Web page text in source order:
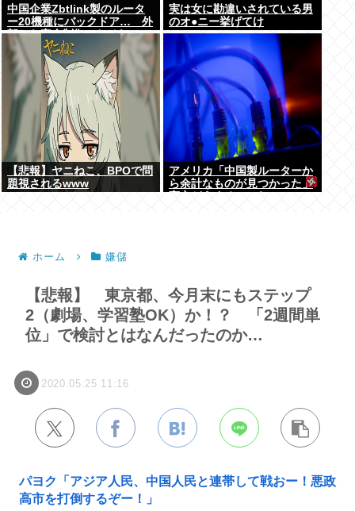
中国企業Zbtlink製のルータ
ー20機種にバックドア… 外
部から完全制御のおそれ
実は女に勘違いされている男
のオ●ニー挙げてけ
【悲報】ヤニねこ、BPOで問
題視されるwww
アメリカ「中国製ルーターか
ら余計なものが見つかった」
ホーム 嫌儲
【悲報】 東京都、今月末にもステップ
2（劇場、学習塾OK）か！？ 「2週間単
位」で検討とはなんだったのか…
2020.05.25 11:16
パヨク「アジア人民、中国人民と連帯して戦おー！悪政
高市を打倒するぞー！」